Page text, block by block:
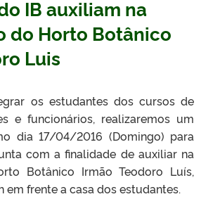
IB auxiliam na
do Horto Botânico
Luis
os estudantes dos cursos de
e funcionários, realizaremos um
dia 17/04/2016 (Domingo) para
com a finalidade de auxiliar na
Botânico Irmão Teodoro Luís,
em frente a casa dos estudantes.